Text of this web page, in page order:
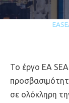
Το έργο EA
σε ολόκληρη